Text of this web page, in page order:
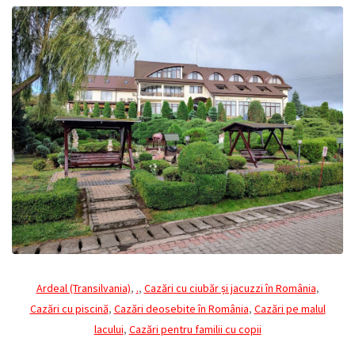
Ardeal (Transilvania), ., Cazări cu ciubăr și jacuzzi în România,
Cazări cu piscină, Cazări deosebite în România, Cazări pe malul
lacului, Cazări pentru familii cu copii